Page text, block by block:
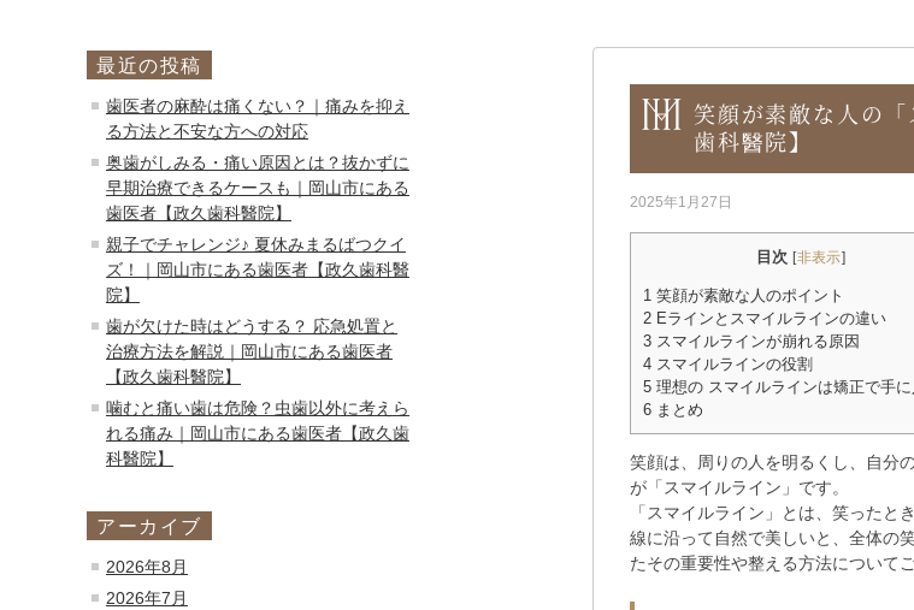
最近の投稿
歯医者の麻酔は痛くない？｜痛みを抑え
る方法と不安な方への対応
奥歯がしみる・痛い原因とは？抜かずに
早期治療できるケースも｜岡山市にある
歯医者【政久歯科醫院】
親子でチャレンジ♪ 夏休みまるばつクイ
ズ！｜岡山市にある歯医者【政久歯科醫
院】
歯が欠けた時はどうする？ 応急処置と
治療方法を解説｜岡山市にある歯医者
【政久歯科醫院】
噛むと痛い歯は危険？虫歯以外に考えら
れる痛み｜岡山市にある歯医者【政久歯
科醫院】
アーカイブ
2026年8月
2026年7月
笑顔が素敵な人の
歯科醫院】
2025年1月27日
目次 [非表示]
1 笑顔が素敵な人のポイント
2 Eラインとスマイルラインの違い
3 スマイルラインが崩れる原因
4 スマイルラインの役割
5 理想の スマイルラインは矯正で手に
6 まとめ
笑顔は、周りの人を明るくし、自分
が「スマイルライン」です。
「スマイルライン」とは、笑った
線に沿って自然で美しいと、全体の
たその重要性や整える方法について